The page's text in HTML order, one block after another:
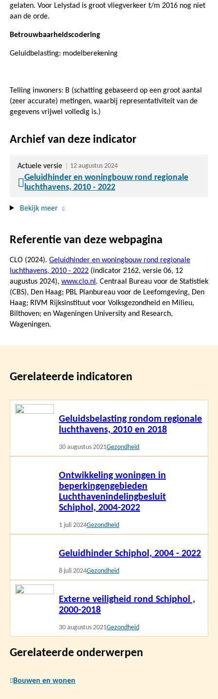
gelaten. Voor Lelystad is groot vliegverkeer t/m 2016 nog niet
aan de orde.
Betrouwbaarheidscodering
Geluidbelasting: modelberekening
Telling inwoners: B (schatting gebaseerd op een groot aantal
(zeer accurate) metingen, waarbij representativiteit van de
gegevens vrijwel volledig is.)
Archief van deze indicator
Actuele versie 12 augustus 2024
Geluidhinder en woningbouw rond regionale
luchthavens, 2010 - 2022
Bekijk meer
Referentie van deze webpagina
CLO (2024). Geluidhinder en woningbouw rond regionale
luchthavens, 2010 - 2022 (indicator 2162, versie 06, 12
augustus 2024), www.clo.nl . Centraal Bureau voor de Statistiek
(CBS), Den Haag; PBL Planbureau voor de Leefomgeving, Den
Haag; RIVM Rijksinstituut voor Volksgezondheid en Milieu,
Bilthoven; en Wageningen University and Research,
Wageningen.
Gerelateerde indicatoren
Geluidsbelasting rondom regionale
luchthavens, 2010 en 2018
30 augustus 2021Gezondheid
Lees
Ontwikkeling woningen in
beperkingengebieden
Luchthavenindelingbesluit
Schiphol, 2004-2022
1 juli 2024Gezondheid
Geluidhinder Schiphol, 2004 - 2022
8 juli 2024Gezondheid
Externe veiligheid rond Schiphol ,
2000-2018
30 augustus 2021Gezondheid
Lees
Gerelateerde onderwerpen
Bouwen en wonen